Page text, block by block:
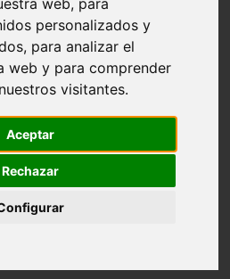
personalizados y
para analizar el
web y para comprender
visitantes.
Aceptar
Rechazar
espino amarillo: conocelas
ahora